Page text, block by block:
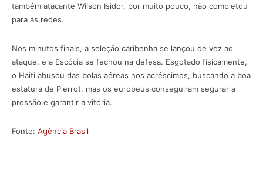
também atacante Wilson Isidor, por muito pouco, não completou
para as redes.
Nos minutos finais, a seleção caribenha se lançou de vez ao
ataque, e a Escócia se fechou na defesa. Esgotado fisicamente,
o Haiti abusou das bolas aéreas nos acréscimos, buscando a boa
estatura de Pierrot, mas os europeus conseguiram segurar a
pressão e garantir a vitória.
Fonte: Agência Brasil